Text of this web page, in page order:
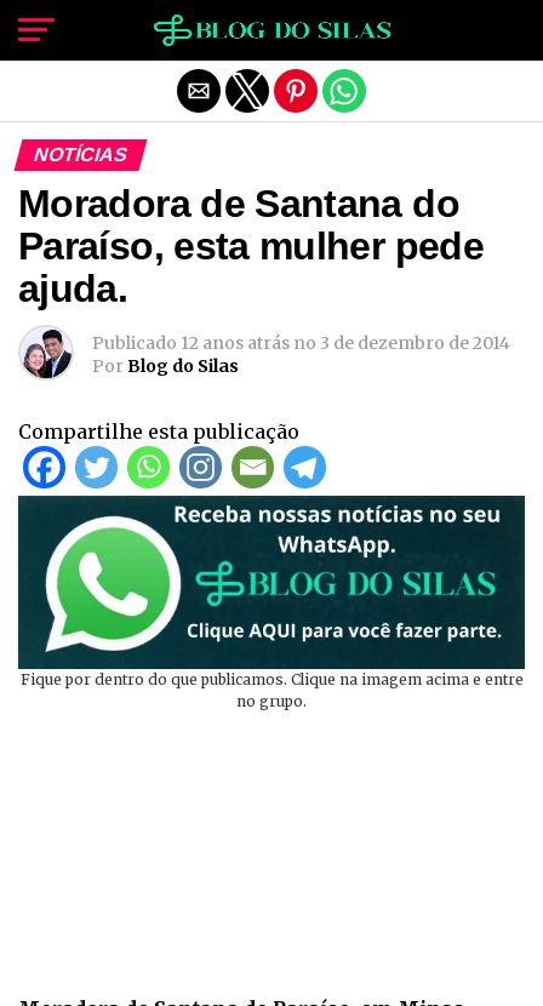
NOTÍCIAS
Moradora de Santana do
Paraíso, esta mulher pede
ajuda.
Publicado 12 anos atrás no 3 de dezembro de 2014
PorBlog do Silas
Compartilhe esta publicação
Fique por dentro do que publicamos. Clique na imagem acima e entre
no grupo.
Sair da versão mobile